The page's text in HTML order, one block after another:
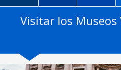
Visitar los Museos